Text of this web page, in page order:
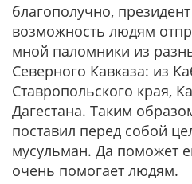
благополучно,
возможность людям
мной паломники из
Северного Кавказа: из
Ставропольского края,
Дагестана. Таким
поставил перед собой
мусульман. Да поможет
очень помогает людям.